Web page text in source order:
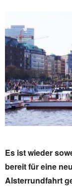
Es ist wieder
bereit für eine
Alsterrundfahrt